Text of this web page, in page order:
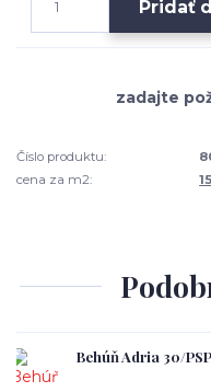
Pridať
Číslo produktu:
cena za m2:
Behúň Adria 30/PSP